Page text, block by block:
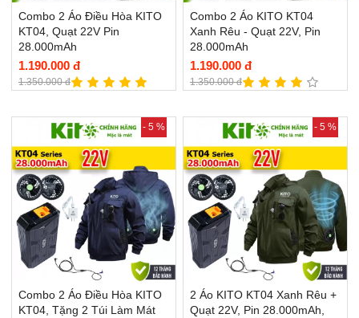
Combo 2 Áo Điều Hòa KITO
KT04, Quạt 22V Pin
28.000mAh
1.190.000 đ
1.350.000 đ
Combo 2 Áo KITO KT04
Xanh Rêu - Quạt 22V, Pin
28.000mAh
1.190.000 đ
1.350.000 đ
- 5 %
Combo 2 Áo Điều Hòa KITO
KT04, Tặng 2 Túi Làm Mát
- 5 %
2 Áo KITO KT04 Xanh Rêu +
Quạt 22V, Pin 28.000mAh,